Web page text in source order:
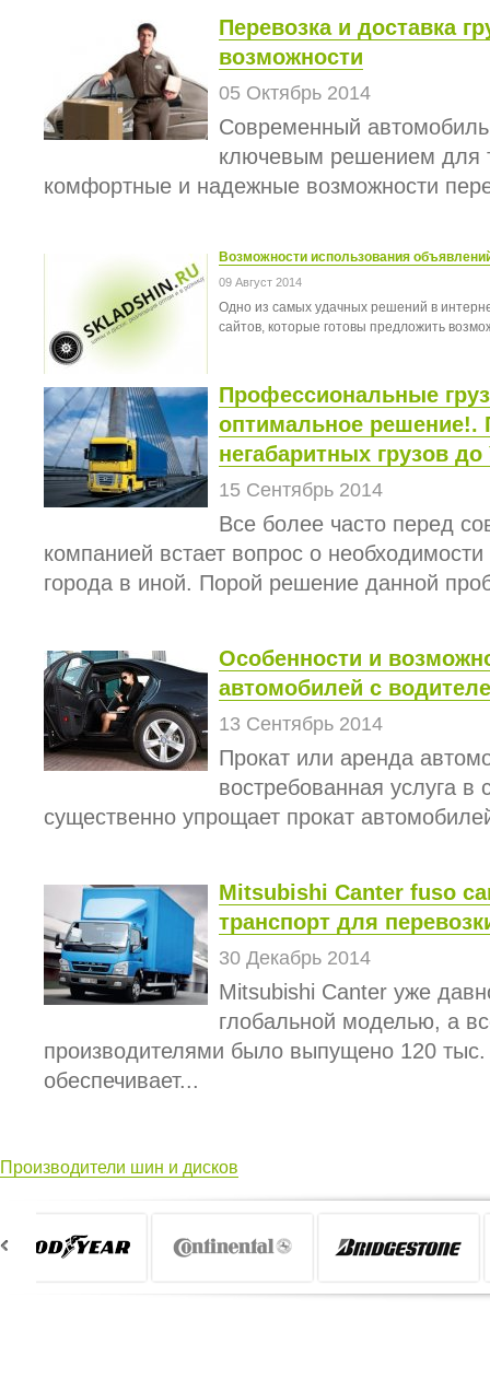
Перевозка и доставка
возможности
05 Октябрь 2014
Современный
ключевым решением для
комфортные и надежные возможности
Возможности использования
09 Август 2014
Одно из самых удачных решений в
сайтов, которые готовы предложить
Профессиональные
оптимальное решение!.
негабаритных грузов до
15 Сентябрь 2014
Все более часто перед
компанией встает вопрос о необходимости
города в иной. Порой решение данной
Особенности и
автомобилей с
13 Сентябрь 2014
Прокат или аренда
востребованная услуга
существенно упрощает прокат
Mitsubishi Canter fuso
транспорт для
30 Декабрь 2014
Mitsubishi Canter уже
глобальной моделью, а
производителями было выпущено 120
обеспечивает...
Производители шин и дисков